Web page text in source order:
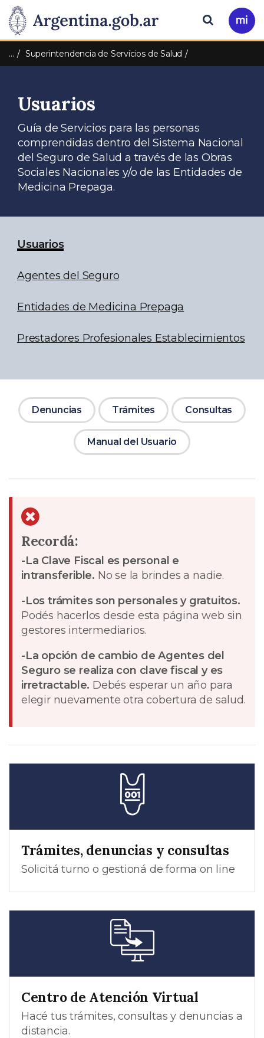
Presidencia
de
Nación
Pasar al contenido principal
Ir
a
Buscar
… Superintendencia de Servicios de Salud
Usuarios
Guía de Servicios para las personas
comprendidas dentro del Sistema Nacional
del Seguro de Salud a través de las Obras
Sociales Nacionales y/o de las Entidades de
Medicina Prepaga.
Usuarios
Agentes del Seguro
Entidades de Medicina Prepaga
Prestadores Profesionales Establecimientos
Denuncias Trámites Consultas
Manual del Usuario
Recordá:
-La Clave Fiscal es personal e
intransferible. No se la brindes a nadie.
-Los trámites son personales y gratuitos.
Podés hacerlos desde esta página web sin
gestores intermediarios.
-La opción de cambio de Agentes del
Seguro se realiza con clave fiscal y es
irretractable. Debés esperar un año para
elegir nuevamente otra cobertura de salud.
Trámites, denuncias y consultas
Solicitá turno o gestioná de forma on line
Centro de Atención Virtual
Hacé tus trámites, consultas y denuncias a
distancia.